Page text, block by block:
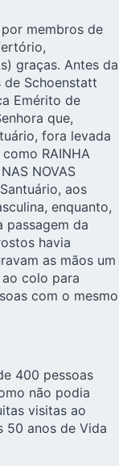
membros de
graças. Antes da
de Schoenstatt
Emérito de
que,
fora levada
RAINHA
NOVAS
aos
enquanto,
passagem da
havia
as mãos um
colo para
com o mesmo
400 pessoas
não podia
visitas ao
50 anos de Vida